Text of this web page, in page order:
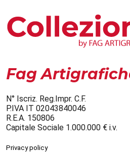
Fag
N° Iscriz. Reg.Impr. C.F.
P.IVA IT 02043840046
R.E.A. 150806
Capitale Sociale 1.000.000 € i.v.
Privacy policy